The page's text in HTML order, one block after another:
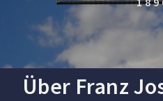
Über Franz